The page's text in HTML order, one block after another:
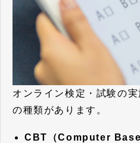
オンライン検定・試験の
の種類があります。
CBT（Computer